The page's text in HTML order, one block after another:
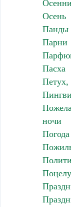
Осень
Панды
Парни
Пасха
Петух,
ночи
Погода